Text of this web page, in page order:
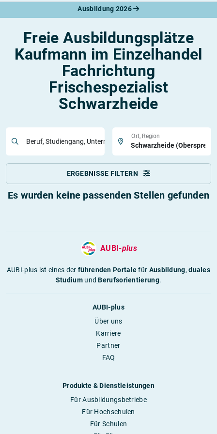
Ausbildung 2026
Freie Ausbildungsplätze
Kaufmann im Einzelhandel
Fachrichtung
Frischespezialist
Schwarzheide
Beruf, Studiengang, Unternehmen
Ort, Region
ERGEBNISSE FILTERN
Es wurden keine passenden Stellen gefunden
AUBI-plus
AUBI-plus ist eines derführenden Portalefür Ausbildung,duales
StudiumundBerufsorientierung.
AUBI-plus
Über uns
Karriere
Partner
FAQ
Produkte & Dienstleistungen
Für Ausbildungsbetriebe
Für Hochschulen
Für Schulen